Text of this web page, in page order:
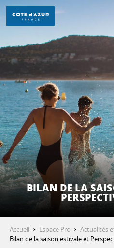
Aller
contenu
DÉCOUVRIR
À FAIRE
SÉJOURNER
BILAN DE LA
Accueil Espace Pro
Actualités
Bilan de la saison estivale et